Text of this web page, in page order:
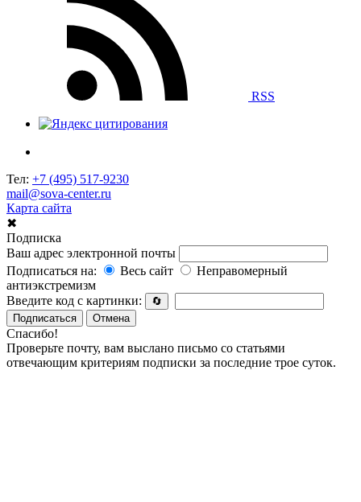
RSS
Тел: +7 (495) 517-9230
mail@sova-center.ru
Карта сайта
✖
Подписка
Ваш адрес электронной почты
Подписаться на:
Весь сайт
Неправомерный
антиэкстремизм
Введите код с картинки:
🔄
Подписаться
Отмена
Спасибо!
Проверьте почту, вам выслано письмо со статьями
отвечающим критериям подписки за последние трое суток.